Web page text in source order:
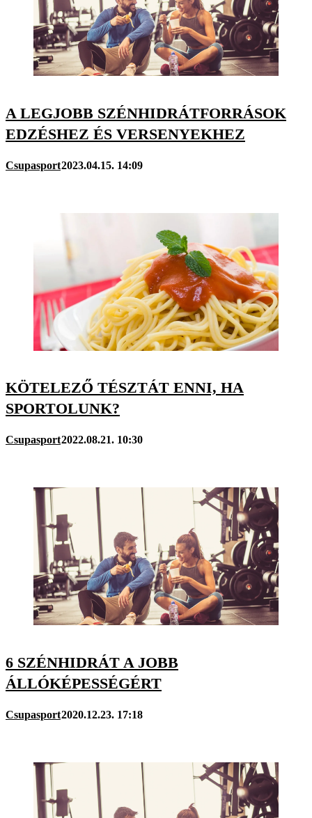
A LEGJOBB SZÉNHIDRÁTFORRÁSOK
EDZÉSHEZ ÉS VERSENYEKHEZ
Csupasport2023.04.15. 14:09
KÖTELEZŐ TÉSZTÁT ENNI, HA
SPORTOLUNK?
Csupasport2022.08.21. 10:30
6 SZÉNHIDRÁT A JOBB
ÁLLÓKÉPESSÉGÉRT
Csupasport2020.12.23. 17:18